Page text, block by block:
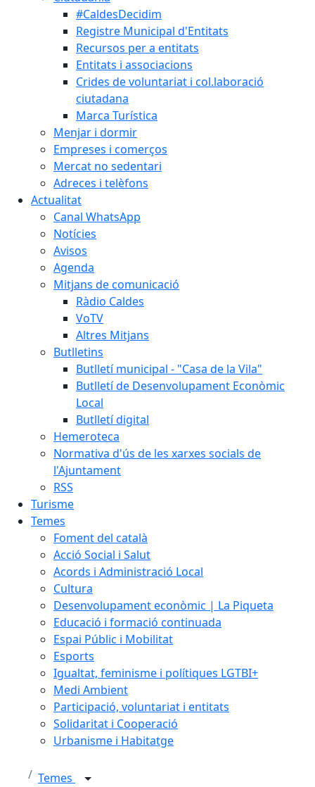
#CaldesDecidim
Registre Municipal d'Entitats
Recursos per a entitats
Entitats i associacions
Crides de voluntariat i col.laboració
ciutadana
Marca Turística
Menjar i dormir
Empreses i comerços
Mercat no sedentari
Adreces i telèfons
Actualitat
Canal WhatsApp
Notícies
Avisos
Agenda
Mitjans de comunicació
Ràdio Caldes
VoTV
Altres Mitjans
Butlletins
Butlletí municipal - "Casa de la Vila"
Butlletí de Desenvolupament Econòmic
Local
Butlletí digital
Hemeroteca
Normativa d'ús de les xarxes socials de
l'Ajuntament
RSS
Turisme
Temes
Foment del català
Acció Social i Salut
Acords i Administració Local
Cultura
Desenvolupament econòmic | La Piqueta
Educació i formació continuada
Espai Públic i Mobilitat
Esports
Igualtat, feminisme i polítiques LGTBI+
Medi Ambient
Participació, voluntariat i entitats
Solidaritat i Cooperació
Urbanisme i Habitatge
Temes